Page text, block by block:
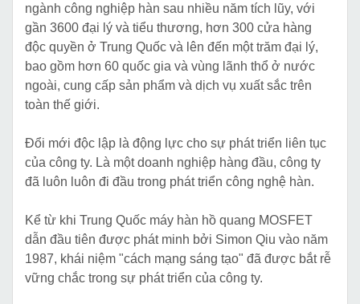
ngành công nghiệp hàn sau nhiều năm tích lũy, với
gần 3600 đại lý và tiểu thương, hơn 300 cửa hàng
độc quyền ở Trung Quốc và lên đến một trăm đại lý,
bao gồm hơn 60 quốc gia và vùng lãnh thổ ở nước
ngoài, cung cấp sản phẩm và dịch vụ xuất sắc trên
toàn thế giới.
Đổi mới độc lập là động lực cho sự phát triển liên tục
của công ty. Là một doanh nghiệp hàng đầu, công ty
đã luôn luôn đi đầu trong phát triển công nghệ hàn.
Kể từ khi Trung Quốc máy hàn hồ quang MOSFET
dẫn đầu tiên được phát minh bởi Simon Qiu vào năm
1987, khái niệm "cách mạng sáng tạo" đã được bắt rễ
vững chắc trong sự phát triển của công ty.